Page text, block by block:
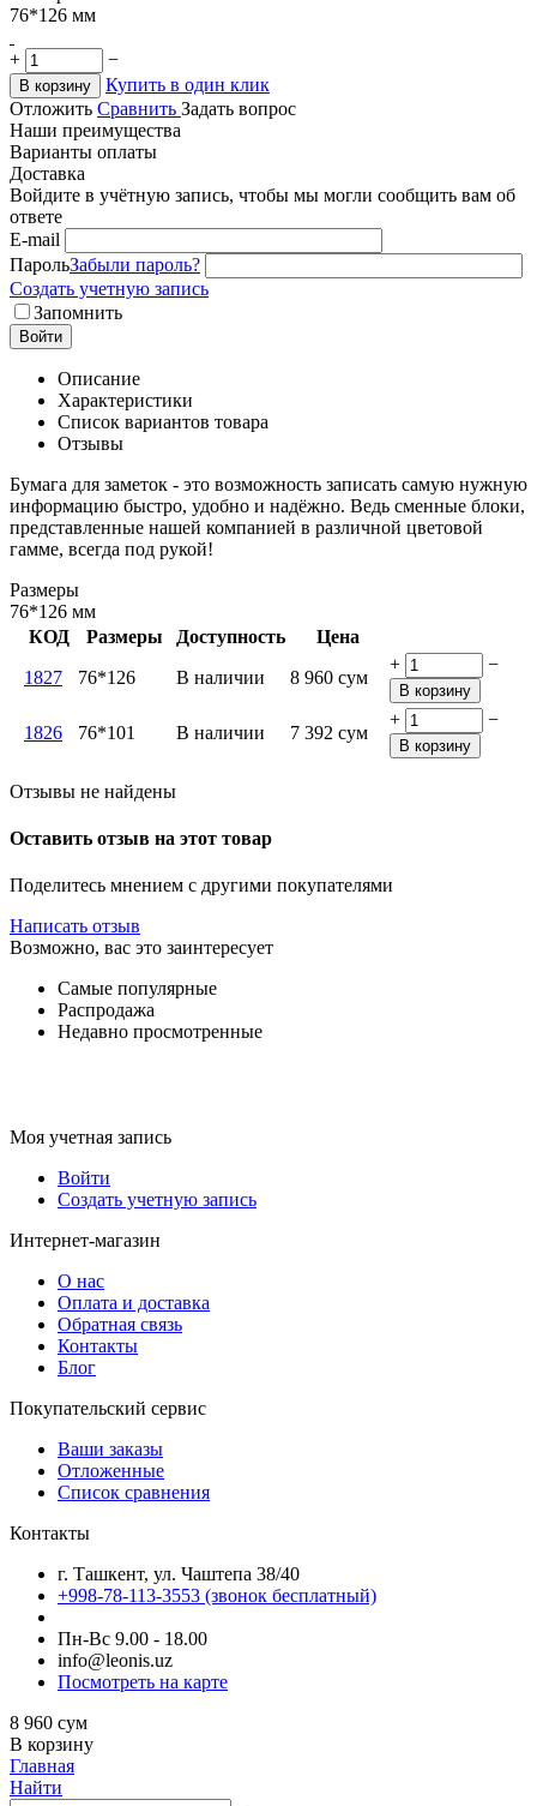
76*126 мм
+ −
В корзину
Купить в один клик
Отложить Сравнить Задать вопрос
Наши преимущества
Варианты оплаты
Доставка
Войдите в учётную запись, чтобы мы могли сообщить вам об
ответе
E-mail
ПарольЗабыли пароль?
Создать учетную запись
Запомнить
Войти
Описание
Характеристики
Список вариантов товара
Отзывы
Бумага для заметок - это возможность записать самую нужную
информацию быстро, удобно и надёжно. Ведь сменные блоки,
представленные нашей компанией в различной цветовой
гамме, всегда под рукой!
Размеры
76*126 мм
КОД
Размеры Доступность
Цена
1827
76*126 В наличии 8 960 сум
+ −
В корзину
1826 76*101 В наличии 7 392 сум
+ −
В корзину
Отзывы не найдены
Оставить отзыв на этот товар
Поделитесь мнением с другими покупателями
Написать отзыв
Возможно, вас это заинтересует
Самые популярные
Распродажа
Недавно просмотренные
Моя учетная запись
Войти
Создать учетную запись
Интернет-магазин
О нас
Оплата и доставка
Обратная связь
Контакты
Блог
Покупательский сервис
Ваши заказы
Отложенные
Список сравнения
Контакты
г. Ташкент, ул. Чаштепа 38/40
+998-78-113-3553 (звонок бесплатный)
Пн-Вс 9.00 - 18.00
info@leonis.uz
Посмотреть на карте
8 960 сум
В корзину
Главная
Найти